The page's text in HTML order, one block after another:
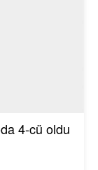
4-cü oldu